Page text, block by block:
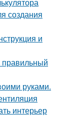
создания
и
правильный
руками.
интерьер